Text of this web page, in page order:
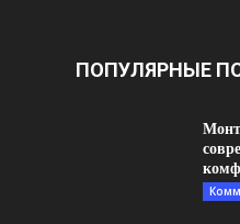
ПОПУЛЯРНЫЕ